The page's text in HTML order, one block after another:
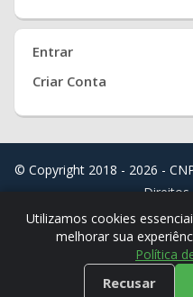
Entrar
Criar Conta
© Copyright 2018 - 2026 -
Direitos
Distribuído PorReal
Utilizamos cookies
melhorar sua
Política
Recusar